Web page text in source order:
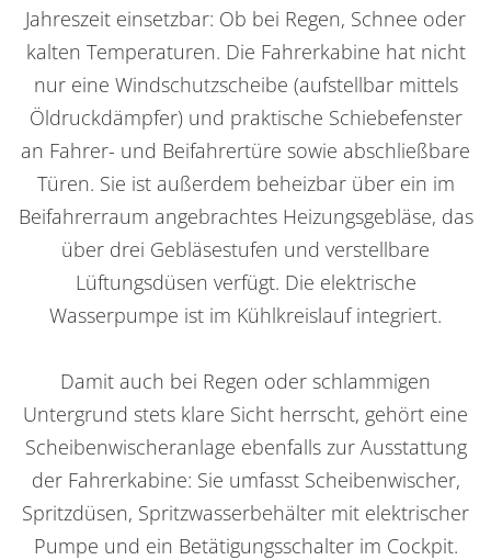
Jahreszeit einsetzbar: Ob bei Regen, Schnee oder
kalten Temperaturen. Die Fahrerkabine hat nicht
nur eine Windschutzscheibe (aufstellbar mittels
Öldruckdämpfer) und praktische Schiebefenster
an Fahrer- und Beifahrertüre sowie abschließbare
Türen. Sie ist außerdem beheizbar über ein im
Beifahrerraum angebrachtes Heizungsgebläse, das
über drei Gebläsestufen und verstellbare
Lüftungsdüsen verfügt. Die elektrische
Wasserpumpe ist im Kühlkreislauf integriert.
Damit auch bei Regen oder schlammigen
Untergrund stets klare Sicht herrscht, gehört eine
Scheibenwischeranlage ebenfalls zur Ausstattung
der Fahrerkabine: Sie umfasst Scheibenwischer,
Spritzdüsen, Spritzwasserbehälter mit elektrischer
Pumpe und ein Betätigungsschalter im Cockpit.